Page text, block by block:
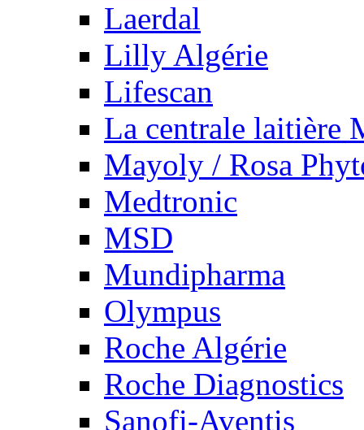
Laerdal
Lilly Algérie
Lifescan
La centrale laitière
Mayoly / Rosa
Medtronic
MSD
Mundipharma
Olympus
Roche Algérie
Roche Diagnostics
Sanofi-Aventis